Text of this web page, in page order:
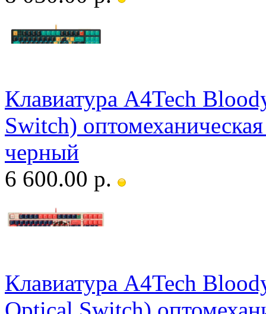
Клавиатура A4Tech
Switch)
черный
6 600.00 р.
Клавиатура A4Tech